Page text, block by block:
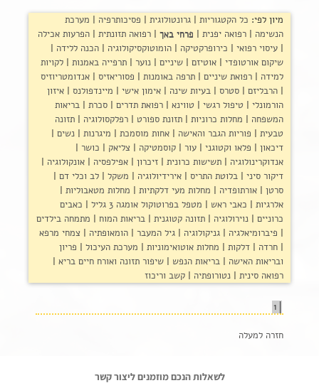
מיון לפי: כל הקטגוריות גרונטולוגית פסיכותרפיה
מערכת
הנשימה
רפואה יפנית פרחי באך רפואה תזונתית
הפרעות אכילה
עיסוי רפואי
כירופרקטיקה הומוטוקסיקולוגיה
הכנה ללידה
שיקום אורטופדי
אוטיזם שיניים נוער תרפייה באמנות
לקויות
למידה
רפואת שיניים תרפה באומנות פסוריאזיס
אנדומטריוזיס
הרבליזם
סטרס בעיות שינה אימון אישי מיינדפולנס
איזון
הורמונלי
טיפול רגשי טווינא רפואת תדרים סכרת
בריאות
המשפחה
מחלות כרוניות תזונת ספורט רפלקסולוגיה
תזונה
טבעית
פוריות הגבר והאישה אחות מוסמכת מיגרנות
נשים
דיכאון
פלאו וקטוגני עור קוסמטיקה צליאק
כושר
אנדוקרינולוגיה
תשישות כרונית זיכרון אפילפסיה
אונקולוגיה
דיקור סיני
בלוטת התריס אירידיולוגיה משקל
לב וכלי דם
סרטן
אורתופדיה מחלות מעי דלקתיות
מחלות מטאבוליות
אלרגיות
כאבי ראש מטפל בפרוטוקול אומגה 3 גליל
כאבים
כרוניים
נוירולוגיה תזונה קטוגנית בריאות המוח
מתמחה בילדים
פיברומיאלגיה
גניקולוגיה גיל המעבר הומאופתיה
צמחי מרפא
חרדה
דלקות מחלות אוטואימוניות מערכת העיכול
פריון
ובריאות האישה
בריאות הנפש
שיפור תזונה ואורח חיים בריא
רפואה סינית
נטורופתיה קשב וריכוז
1
חזרה למעלה
לשאלות הנכם מוזמנים ליצור קשר